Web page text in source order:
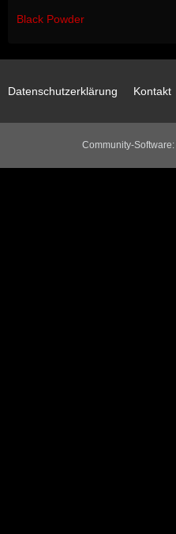
Black Powder
Datenschutzerklärung Kontakt
Community-Software: